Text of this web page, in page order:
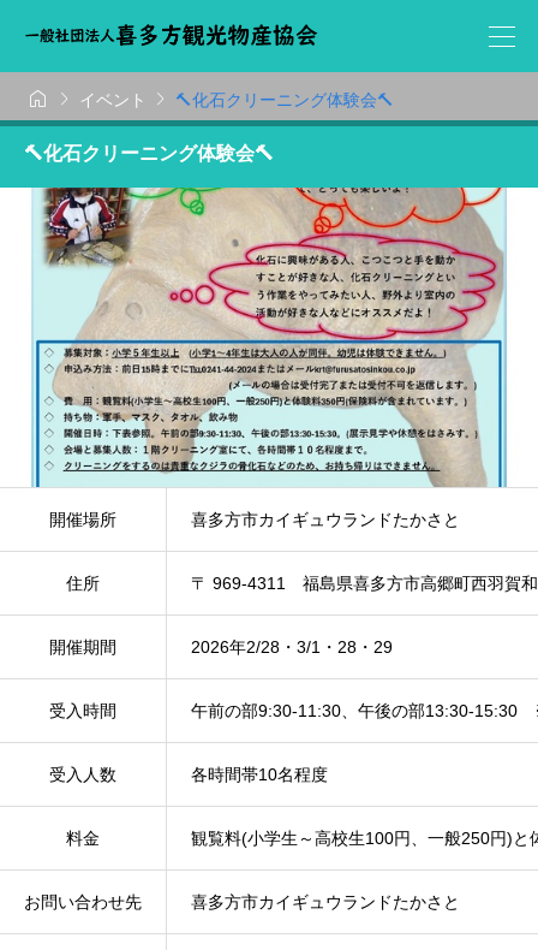
  イベント  🔨化石クリーニング体験会🔨
🔨化石クリーニング体験会🔨
開催場所 喜多方市カイギュウランドたかさと
住所 〒 969-4311 福島県喜多方市高郷町西羽賀
開催期間 2026年2/28・3/1・28・29
受入時間 午前の部9:30-11:30、午後の部13:30-15:30
受入人数 各時間帯10名程度
料金 観覧料(小学生～高校生100円、一般250円)
お問い合わせ先 喜多方市カイギュウランドたかさと